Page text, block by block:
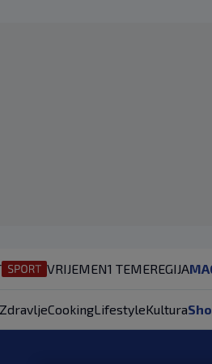
VRIJEMEN1 TEMEREGIJA
ZdravljeCookingLifestyleKultura